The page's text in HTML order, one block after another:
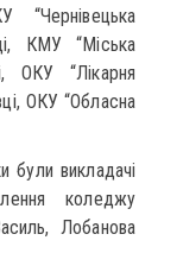
“Чернівецька
КМУ “Міська
ОКУ “Лікарня
ОКУ “Обласна
були викладачі
коледжу
Лобанова